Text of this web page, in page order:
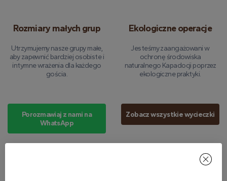
Rozmiary małych grup
Utrzymujemy nasze grupy małe,
aby zapewnić bardziej osobiste i
intymne wrażenia dla każdego
gościa.
Ekologiczne operacje
Jesteśmy zaangażowani w
ochronę środowiska
naturalnego Kapadocji poprzez
ekologiczne praktyki.
Porozmawiaj z nami na
WhatsApp
Zobacz wszystkie wycieczki